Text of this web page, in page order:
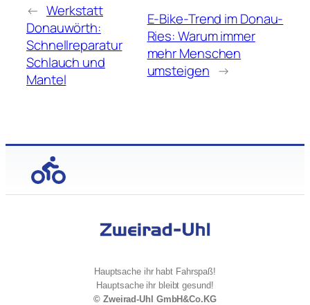
← Werkstatt
Donauwörth:
Schnellreparatur
Schlauch und
Mantel
E-Bike-Trend im Donau-
Ries: Warum immer
mehr Menschen
umsteigen →
Hauptsache ihr habt Fahrspaß!
Hauptsache ihr bleibt gesund!
© Zweirad-Uhl GmbH&Co.KG